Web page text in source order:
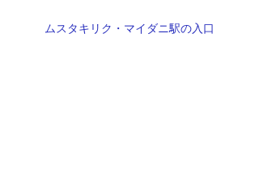
ムスタキリク・マイダニ駅の入口